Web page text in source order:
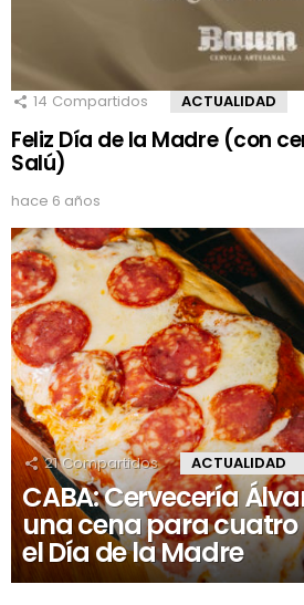
14 Compartidos ACTUALIDAD
Feliz Día de la Madre (con
Salú)
hace 6 años
21 Compartidos ACTUALIDAD
CABA: Cervecería
una cena para cuatro
el Día de la Madre